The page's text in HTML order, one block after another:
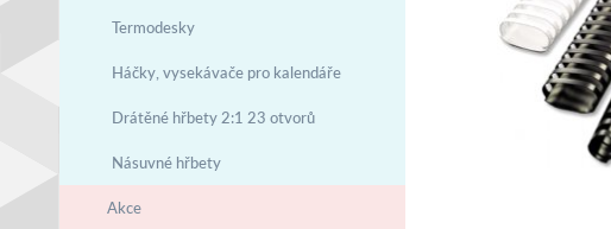
Termodesky
Háčky, vysekávače pro kalendáře
Drátěné hřbety 2:1 23 otvorů
Násuvné hřbety
Akce